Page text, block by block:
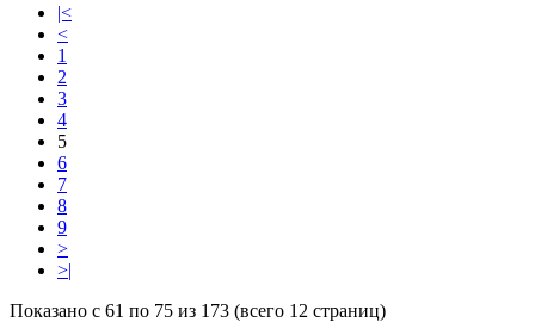
|<
<
1
2
3
4
5
6
7
8
9
>
>|
Показано с 61 по 75 из 173 (всего 12 страниц)